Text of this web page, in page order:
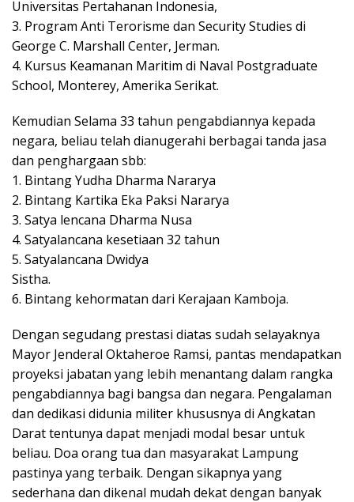
Universitas Pertahanan Indonesia,
3. Program Anti Terorisme dan Security Studies di
George C. Marshall Center, Jerman.
4. Kursus Keamanan Maritim di Naval Postgraduate
School, Monterey, Amerika Serikat.
Kemudian Selama 33 tahun pengabdiannya kepada
negara, beliau telah dianugerahi berbagai tanda jasa
dan penghargaan sbb:
1. Bintang Yudha Dharma Nararya
2. Bintang Kartika Eka Paksi Nararya
3. Satya lencana Dharma Nusa
4. Satyalancana kesetiaan 32 tahun
5. Satyalancana Dwidya
Sistha.
6. Bintang kehormatan dari Kerajaan Kamboja.
Dengan segudang prestasi diatas sudah selayaknya
Mayor Jenderal Oktaheroe Ramsi, pantas mendapatkan
proyeksi jabatan yang lebih menantang dalam rangka
pengabdiannya bagi bangsa dan negara. Pengalaman
dan dedikasi didunia militer khususnya di Angkatan
Darat tentunya dapat menjadi modal besar untuk
beliau. Doa orang tua dan masyarakat Lampung
pastinya yang terbaik. Dengan sikapnya yang
sederhana dan dikenal mudah dekat dengan banyak